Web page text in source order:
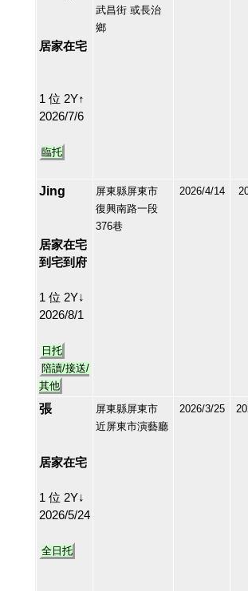
居家在宅
1 位 2Y↑
2026/7/6
臨托
武昌街 或長治
鄉
Jing
居家在宅
到宅到府
1 位 2Y↓
2026/8/1
日托
陪讀/接送/
其他
屏東縣屏東市
復興南路一段
376巷
2026/4/14
張
居家在宅
1 位 2Y↓
2026/5/24
全日托
屏東縣屏東市
近屏東市演藝廳
2026/3/25